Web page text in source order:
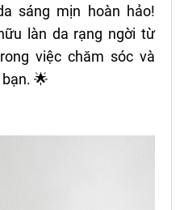
sáng mịn hoàn hảo!
làn da rạng ngời từ
việc chăm sóc và
🌟